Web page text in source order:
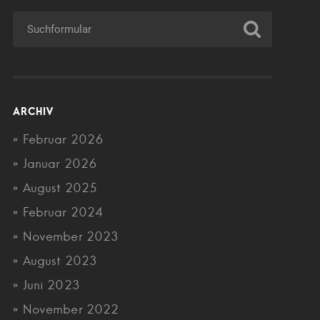
ARCHIV
Februar 2026
Januar 2026
August 2025
Februar 2024
November 2023
August 2023
Juni 2023
November 2022